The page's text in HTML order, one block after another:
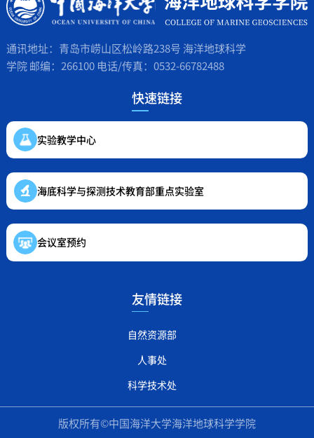
通讯地址：青岛市崂山区松岭路238号 海洋地球科学
学院 邮编：266100 电话/传真：0532-66782488
快速链接
实验教学中心
海底科学与探测技术教育部重点实验室
会议室预约
友情链接
自然资源部
人事处
科学技术处
版权所有©中国海洋大学海洋地球科学学院